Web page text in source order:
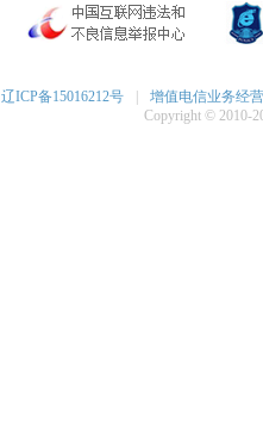
辽ICP备15016212号
增值电信业务经
Copyright © 2010-